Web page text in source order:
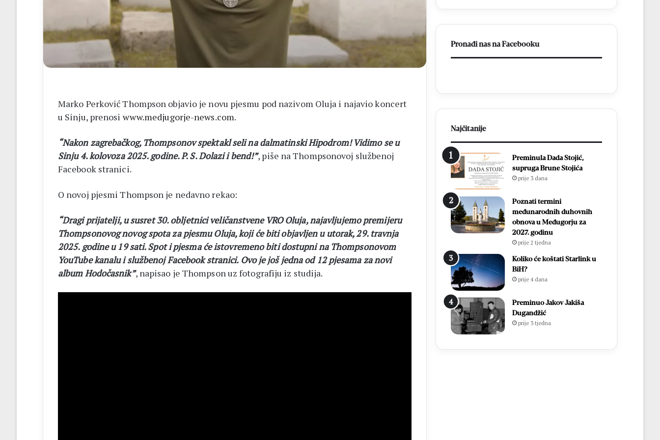
Marko Perković Thompson objavio je novu pjesmu pod nazivom Oluja i najavio koncert
u Sinju, prenosi www.medjugorje-news.com.
“Nakon zagrebačkog, Thompsonov spektakl seli na dalmatinski Hipodrom! Vidimo se u
Sinju 4. kolovoza 2025. godine. P. S. Dolazi i bend!”, piše na Thompsonovoj službenoj
Facebook stranici.
O novoj pjesmi Thompson je nedavno rekao:
“Dragi prijatelji, u susret 30. obljetnici veličanstvene VRO Oluja, najavljujemo premijeru
Thompsonovog novog spota za pjesmu Oluja, koji će biti objavljen u utorak, 29. travnja
2025. godine u 19 sati. Spot i pjesma će istovremeno biti dostupni na Thompsonovom
YouTube kanalu i službenoj Facebook stranici. Ovo je još jedna od 12 pjesama za novi
album Hodočasnik”, napisao je Thompson uz fotografiju iz studija.
listići
i
elektroničko
brojanje
otvorila
miru
Pronađi nas na Facebooku
Najčitanije
Preminula Dada Stojić,
supruga Brune Stojića
prije 3 dana
Poznati termini
međunarodnih duhovnih
obnova u Međugorju za
2027. godinu
prije 2 tjedna
Koliko će koštati Starlink u
BiH?
prije 4 dana
Preminuo Jakov Jakiša
Dugandžić
prije 3 tjedna